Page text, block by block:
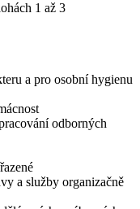
1 až 3
a pro osobní hygienu
odborných
a služby organizačně